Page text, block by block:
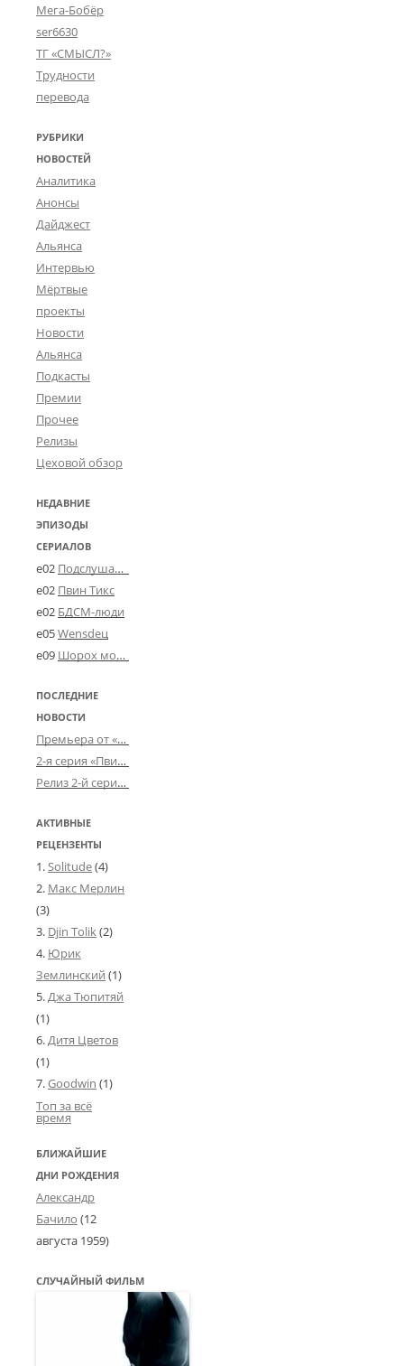
Мега-Бобёр
ser6630
ТГ «СМЫСЛ?»
Трудности
перевода
РУБРИКИ
НОВОСТЕЙ
Аналитика
Анонсы
Дайджест
Альянса
Интервью
Мёртвые
проекты
Новости
Альянса
Подкасты
Премии
Прочее
Релизы
Цеховой обзор
НЕДАВНИЕ
ЭПИЗОДЫ
СЕРИАЛОВ
e02 Подслушано в Угличе
e02 Пвин Тикс
e02 БДСМ-люди
e05Wensdeц
e09 Шорох мозговины
ПОСЛЕДНИЕ
НОВОСТИ
Премьера от «Усталого королевства»: «Игорь начал»
2-я серия «Пвин Тикса» от 2-D
Релиз 2-й серии «БДСМ-людей» от «Аркада Фильм»
АКТИВНЫЕ
РЕЦЕНЗЕНТЫ
Solitude(4)
Макс Мерлин
(3)
Djin Tolik(2)
Юрик
Землинский (1)
Джа Тюпитяй
(1)
Дитя Цветов
(1)
Goodwin (1)
Топ за всё
время
БЛИЖАЙШИЕ
ДНИ РОЖДЕНИЯ
Александр
Бачило (12
августа 1959)
СЛУЧАЙНЫЙ ФИЛЬМ